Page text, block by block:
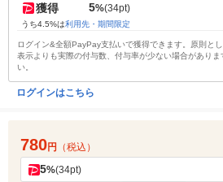
獲得 5%(34pt)
うち4.5%は利用先・期間限定
ログイン&全額PayPay支払いで獲得できます。原則と
表示よりも実際の付与数、付与率が少ない場合があり
い。
ログインはこちら
780円 （税込）
5%(34pt)